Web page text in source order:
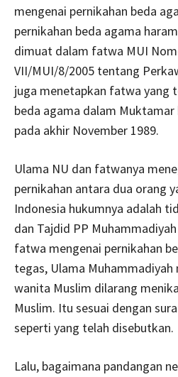
mengenai pernikahan beda
pernikahan beda agama
dimuat dalam fatwa MUI
VII/MUI/8/2005 tentang
juga menetapkan fatwa yang
beda agama dalam
pada akhir November 1989.
Ulama NU dan fatwanya
pernikahan antara dua orang
Indonesia hukumnya adalah
dan Tajdid PP
fatwa mengenai pernikahan
tegas, Ulama Muhammadiyah
wanita Muslim dilarang
Muslim. Itu sesuai dengan
seperti yang telah disebutkan.
Lalu, bagaimana pandangan